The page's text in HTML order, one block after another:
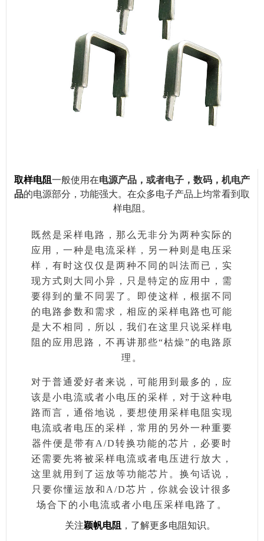
取样电阻一般使用在电源产品，或者电子，数码，机电产
品的电源部分，功能强大。在众多电子产品上均常看到取
样电阻。
既然是采样电路，那么无非分为两种实际的
应用，一种是电流采样，另一种则是电压采
样，有时这仅仅是两种不同的叫法而已，实
现方式则大同小异，只是特定的应用中，需
要得到的量不同罢了。即使这样，根据不同
的电路参数和需求，相应的采样电路也可能
是大不相同，所以，我们在这里只说采样电
阻的应用思路，不再讲那些“枯燥”的电路原
理。
对于普通爱好者来说，可能用到最多的，应
该是小电流或者小电压的采样，对于这种电
路而言，通俗地说，要想使用采样电阻实现
电流或者电压的采样，常用的另外一种重要
器件便是带有A/D转换功能的芯片，必要时
还需要先将被采样电流或者电压进行放大，
这里就用到了运放等功能芯片。换句话说，
只要你懂运放和A/D芯片，你就会设计很多
场合下的小电流或者小电压采样电路了。
关注颖帆电阻 ，了解更多电阻知识。